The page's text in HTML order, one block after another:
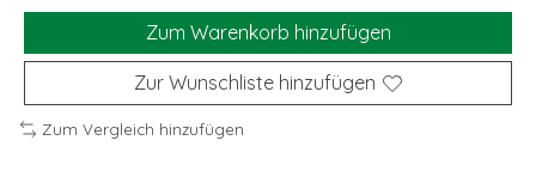
Zum Warenkorb hinzufügen
Zur Wunschliste hinzufügen
Zum Vergleich hinzufügen